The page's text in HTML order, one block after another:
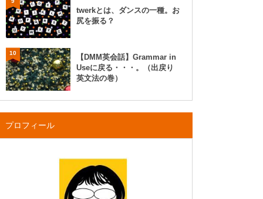
twerkとは、ダンスの一種。お
尻を振る？
10
【DMM英会話】Grammar in
Useに戻る・・・。（出戻り
英文法の巻）
プロフィール